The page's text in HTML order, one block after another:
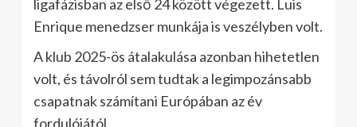
ligafázisban az első 24 között végezett. Luis
Enrique menedzser munkája is veszélyben volt.
A klub 2025-ös átalakulása azonban hihetetlen
volt, és távolról sem tudtak a legimpozánsabb
csapatnak számítani Európában az év
fordulójától.